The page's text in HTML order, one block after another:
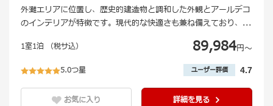
外灘エリアに位置し、歴史的建造物と調和した外観とアールデコ
のインテリアが特徴です。現代的な快適さも兼ね備えており、 ...
89,984円〜
1室1泊 （税サ込）
5.0つ星 ユーザー評価 4.7
お気に入り 詳細を見る